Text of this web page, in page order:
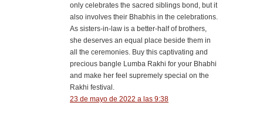
only celebrates the sacred siblings bond, but it
also involves their Bhabhis in the celebrations.
As sisters-in-law is a better-half of brothers,
she deserves an equal place beside them in
all the ceremonies. Buy this captivating and
precious bangle Lumba Rakhi for your Bhabhi
and make her feel supremely special on the
Rakhi festival.
23 de mayo de 2022 a las 9:38